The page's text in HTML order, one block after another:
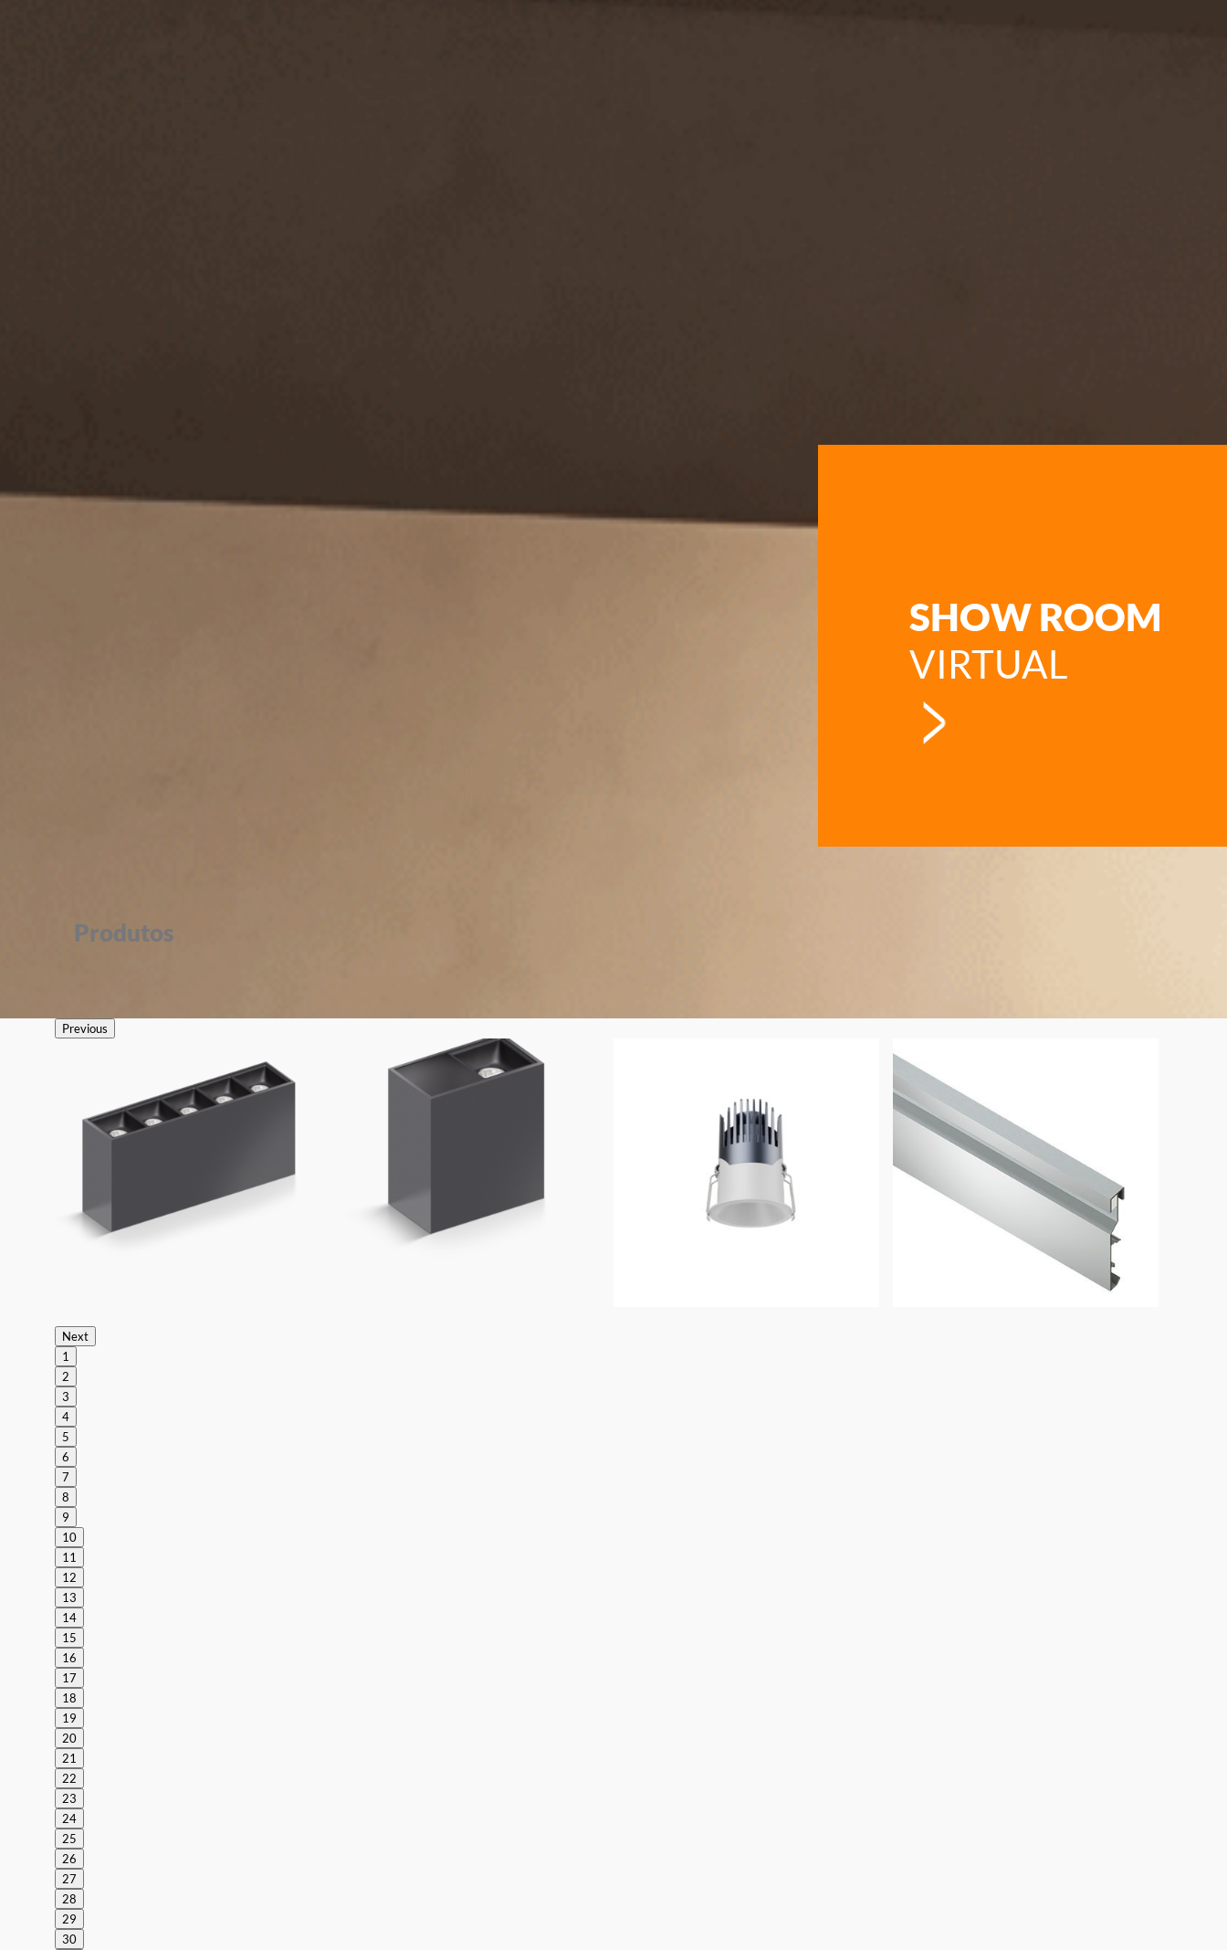
SHOW ROOM
VIRTUAL
Produtos
Previous
Next
1
2
3
4
5
6
7
8
9
10
11
12
13
14
15
16
17
18
19
20
21
22
23
24
25
26
27
28
29
30